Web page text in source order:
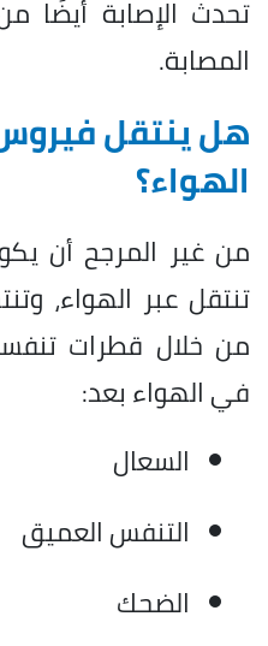
تحدث الإصابة أيضًا
المصابة.
هل ينتقل فيروس
الهواء؟
من غير المرجح أن
تنتقل عبر الهواء،
من خلال قطرات
في الهواء بعد:
السعال
التنفس العميق
الضحك